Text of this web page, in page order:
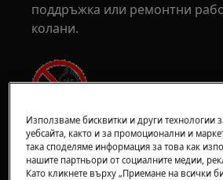
поддръжка или ремонтни
колани.
ВНИМАНИЕ!РИСК ОТ
Малки части, не подходящи
Използваме бисквитки и други технологии
уебсайта, както и за промоционални и
така споделяме информация за това как
нашите партньори от социалните медии,
Като кликнете върху „Приемане на всички